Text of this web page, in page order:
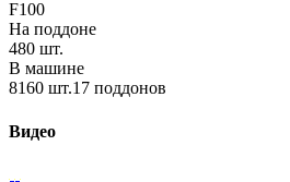
F100
На поддоне
480 шт.
В машине
8160 шт.17 поддонов
Видео